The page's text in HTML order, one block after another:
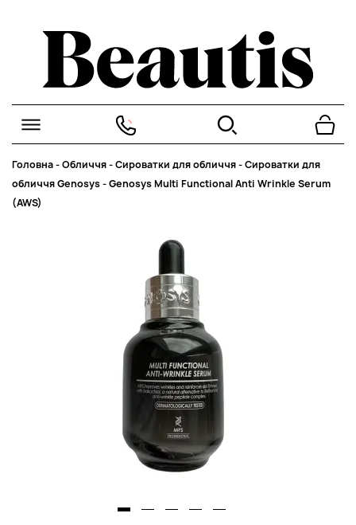
Головна-Обличчя-Сироватки для обличчя-Сироватки для
обличчя Genosys-Genosys Multi Functional Anti Wrinkle Serum
(AWS)